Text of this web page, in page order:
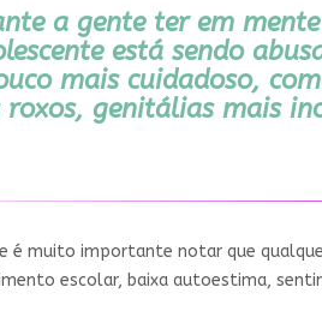
a gente ter em
está sendo
mais cuidadoso,
genitálias mais
é muito importante notar que
escolar, baixa autoestima,